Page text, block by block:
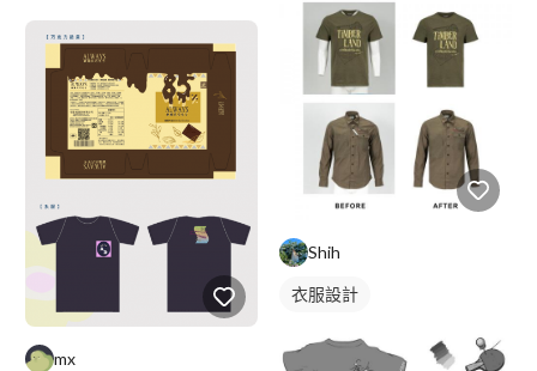
mx
Shih
衣服設計